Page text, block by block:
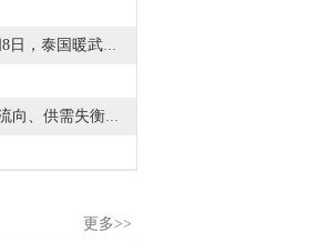
金十数据8月8日讯，当地时间8日，泰国暖武里府校园枪击案事发学校在社交媒体发文，悼念一名在枪击事件中中枪身亡的该校女学生。根据统计，暖武里府校园枪击案死亡人数升至9人。当地时间7日上午，泰国首都曼谷以北的暖武里府一所中学发生枪击事件。据泰国警方消息，这名枪手先是在家枪杀了自己的祖父母，之后到校园行凶。警方称枪手饮弹自尽前开了26枪，随身的包里还有更多子弹。（央视新闻）
VIP库存深度日报首发！资金流向、供需失衡一眼看透，VIP限时95折，解锁40+项权益>>
更多>>